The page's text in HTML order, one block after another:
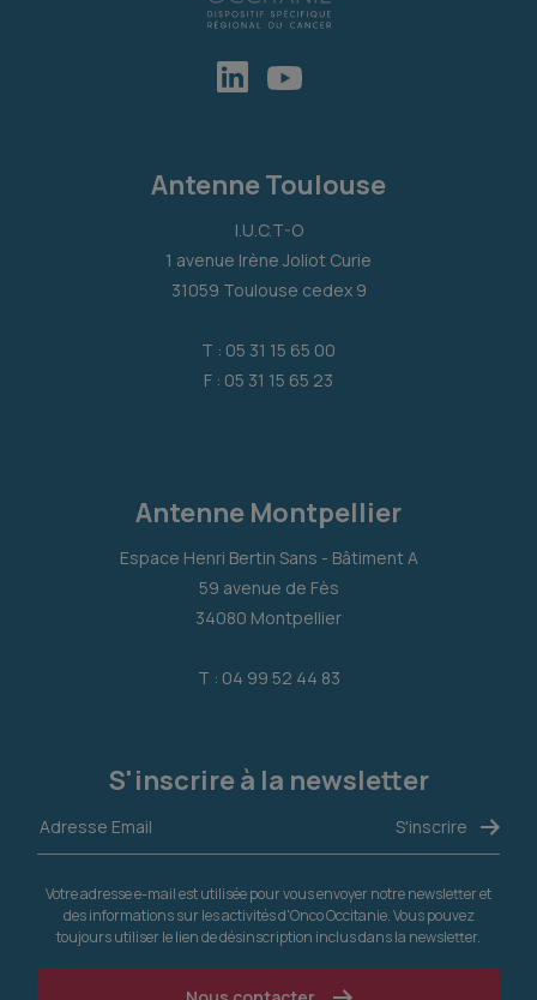
Antenne Toulouse
I.U.C.T-O
1 avenue Irène Joliot Curie
31059 Toulouse cedex 9
T : 05 31 15 65 00
F : 05 31 15 65 23
Antenne Montpellier
Espace Henri Bertin Sans - Bâtiment A
59 avenue de Fès
34080 Montpellier
T : 04 99 52 44 83
S'inscrire à la newsletter
Votre adresse e-mail est utilisée pour vous envoyer notre newsletter et
des informations sur les activités d'Onco Occitanie. Vous pouvez
toujours utiliser le lien de désinscription inclus dans la newsletter.